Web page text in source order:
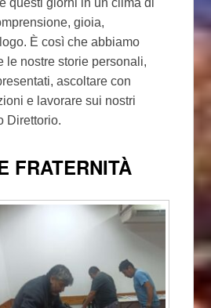
gioia,
È così che abbiamo
le nostre storie personali,
ascoltare con
e lavorare sui nostri
Direttorio.
FRATERNITÀ